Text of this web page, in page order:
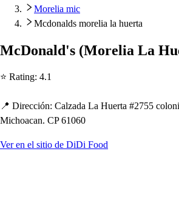
Morelia mic
Mcdonalds morelia la huerta
McDonald's (Morelia La
⭐ Rating: 4.1
📍 Dirección: Calzada La Huerta #2755
Michoacan. CP 61060
Ver en el sitio de DiDi Food